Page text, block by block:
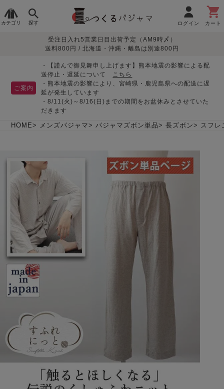
カテゴリ 探す ログイン カート
レディースパジャマ
メンズパジャマ
夏 秋
生地で
さがす
オーガニック素材 サテン織り
サッカー/ちぢみ 楊
柳
柄物
目的別で
さがす
敏感肌用
パジャマ
入院・介護
胸が目立たない
マタニティ
ペアで
そろえたい
眠れる作務衣特集
体型別におすすめパジ
ャマ
年齢別におすすめパジ
インナーウェア
デザインで
さがす
パジャマ
かぶり
作務衣 胸がすけない
羽織・バスロ
上着単品
長袖 半袖
夏パジャマ特集 つくるパジャマとは
お支払い・送料・配送
返品・交換について よくあるご質問
会社概要 お買い物ガイド
SDGsの取り組み
受注日入れ5営業日目出荷予定（AM9時〆）
送料800円 / 北海道・沖縄・離島は別途800円
ご案内
・【謹んで御見舞申し上げます】熊本地震の影響による配
送停止・遅延について こちら
・熊本地震の影響により、宮崎県・鹿児島県への配送に遅
延が発生しています
・8/11(火)～8/16(日)までの期間をお盆休みとさせていた
だきます
HOME メンズパジャマ パジャマズボン単品 長ズボン スフレ